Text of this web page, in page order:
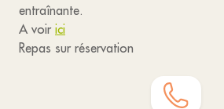
entraînante.
A voir ici
Repas sur réservation